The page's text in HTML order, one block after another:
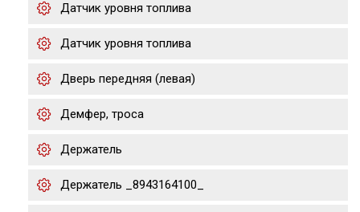
Датчик уровня топлива
Датчик уровня топлива
Дверь передняя (левая)
Демфер, троса
Держатель
Держатель _8943164100_